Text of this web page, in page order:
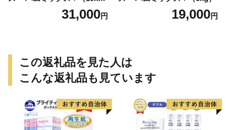
31,000円 19,000円
この返礼品を見た人は
こんな返礼品も見ています